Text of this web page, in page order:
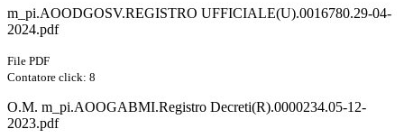
m_pi.AOODGOSV.REGISTRO UFFICIALE(U).0016780.29-04-
2024.pdf
File PDF
Contatore click: 8
O.M. m_pi.AOOGABMI.Registro Decreti(R).0000234.05-12-
2023.pdf